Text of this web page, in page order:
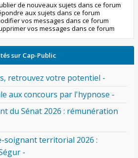
de nouveaux sujets dans ce forum
aux sujets dans ce forum
vos messages dans ce forum
vos messages dans ce forum
sur Cap-Public
retrouvez votre potentiel -
aux concours par l'hypnose -
du Sénat 2026 : rémunération
soignant territorial 2026 :
-